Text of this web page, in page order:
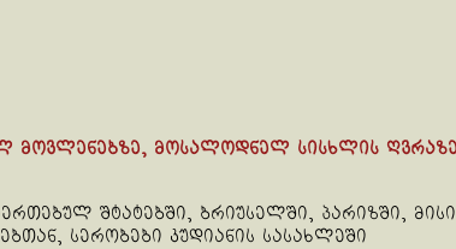
მოვლენებზე, მოსალოდნელ სისხლის
შტატებში, ბრიუსელში, პარიზში,
სერობები კუდიანის სასახლეში